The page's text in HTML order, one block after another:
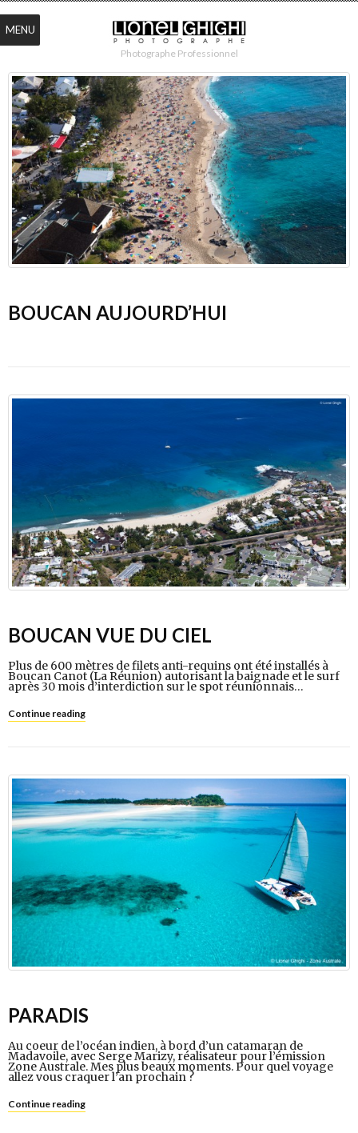
Photographe Professionnel
BOUCAN AUJOURD’HUI
BOUCAN VUE DU CIEL
Plus de 600 mètres de filets anti-requins ont été installés à
Boucan Canot (La Réunion) autorisant la baignade et le surf
après 30 mois d’interdiction sur le spot réunionnais…
Continue reading
PARADIS
Au coeur de l’océan indien, à bord d’un catamaran de
Madavoile, avec Serge Marizy, réalisateur pour l’émission
Zone Australe. Mes plus beaux moments. Pour quel voyage
allez vous craquer l’an prochain ?
Continue reading
MENU